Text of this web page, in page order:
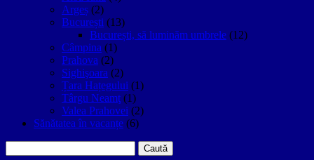
Argeș (2)
București (13)
București, să luminăm umbrele (12)
Câmpina (1)
Prahova (2)
Sighişoara (2)
Țara Hațegului (1)
Târgu Neamţ (1)
Valea Prahovei (2)
Sănătatea în vacanțe (6)